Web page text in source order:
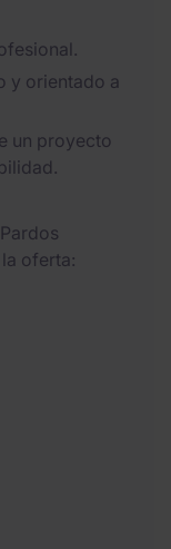
y orientado a
un proyecto
oferta